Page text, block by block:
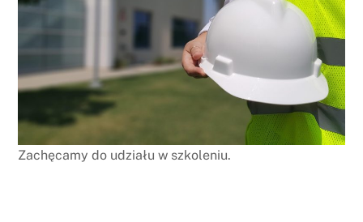
Zachęcamy do udziału w szkoleniu.